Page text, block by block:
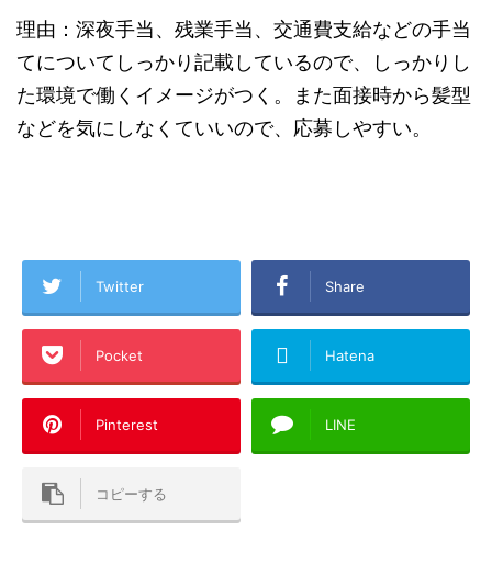
理由：深夜手当、残業手当、交通費支給などの手当
てについてしっかり記載しているので、しっかりし
た環境で働くイメージがつく。また面接時から髪型
などを気にしなくていいので、応募しやすい。
Twitter Share
Pocket Hatena
Pinterest LINE
コピーする